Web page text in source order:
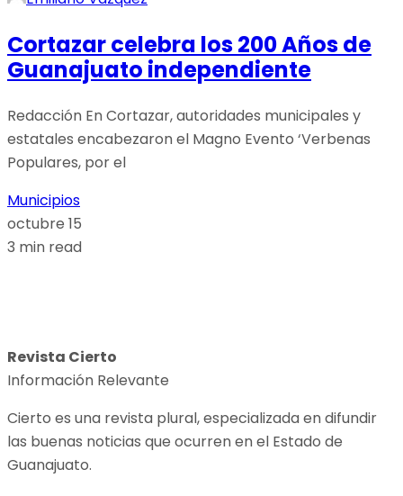
Cortazar celebra los 200 Años de
Guanajuato independiente
Redacción En Cortazar, autoridades municipales y
estatales encabezaron el Magno Evento ‘Verbenas
Populares, por el
Municipios
octubre 15
3 min read
Revista Cierto
Información Relevante
Cierto es una revista plural, especializada en difundir
las buenas noticias que ocurren en el Estado de
Guanajuato.